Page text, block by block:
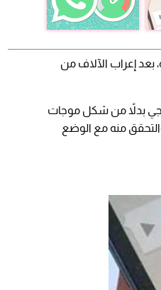
بعد إعراب الآلاف من
بدلاً من شكل موجات
منه مع الوضع